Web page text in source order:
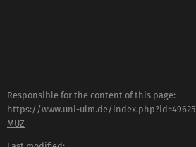
Responsible for the content of this page:
https://www.uni-ulm.de/index.php?id=49625
MUZ